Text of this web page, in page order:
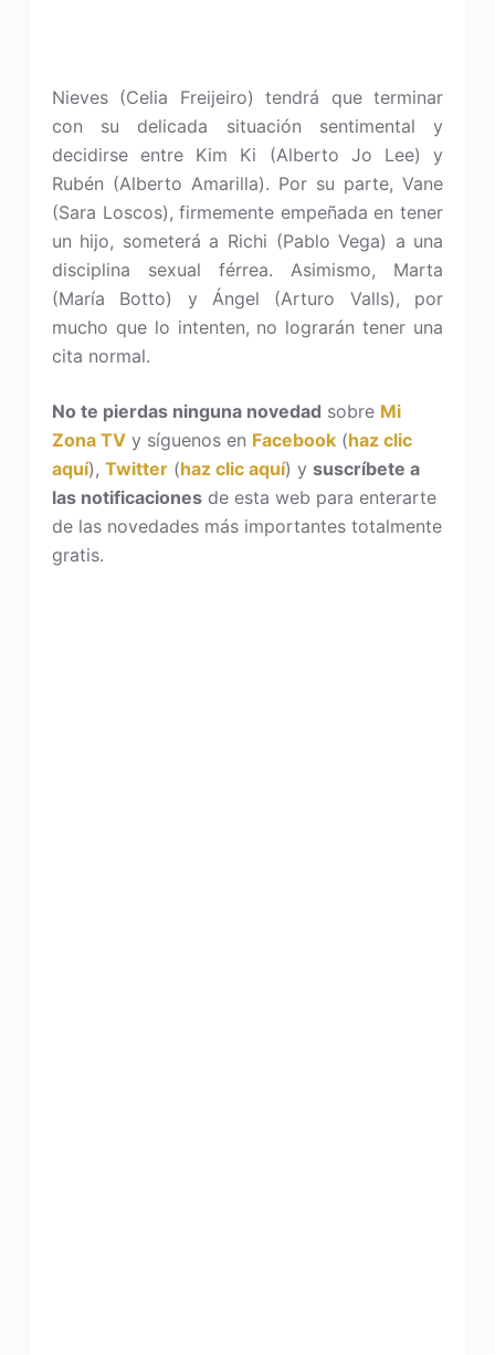
Nieves (Celia Freijeiro) tendrá que terminar
con su delicada situación sentimental y
decidirse entre Kim Ki (Alberto Jo Lee) y
Rubén (Alberto Amarilla). Por su parte, Vane
(Sara Loscos), firmemente empeñada en tener
un hijo, someterá a Richi (Pablo Vega) a una
disciplina sexual férrea. Asimismo, Marta
(María Botto) y Ángel (Arturo Valls), por
mucho que lo intenten, no lograrán tener una
cita normal.
No te pierdas ninguna novedad sobre Mi
Zona TVy síguenos en Facebook(haz clic
aquí), Twitter(haz clic aquí) y suscríbete a
las notificacionesde esta web para enterarte
de las novedades más importantes totalmente
gratis.